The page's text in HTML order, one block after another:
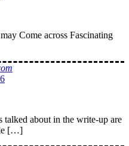
Come across Fascinating
about in the write-up are
[…]